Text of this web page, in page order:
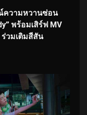
ความหวานซ่อน
พร้อมเสิร์ฟ MV
ร่วมเติมสีสัน